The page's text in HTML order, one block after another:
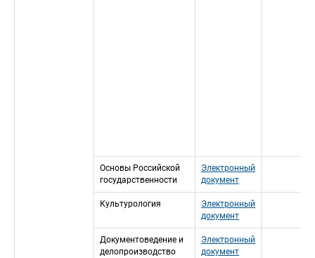
Основы Российской
государственности
Электронный
документ
Культурология
Электронный
документ
Документоведение и
делопроизводство
Электронный
документ